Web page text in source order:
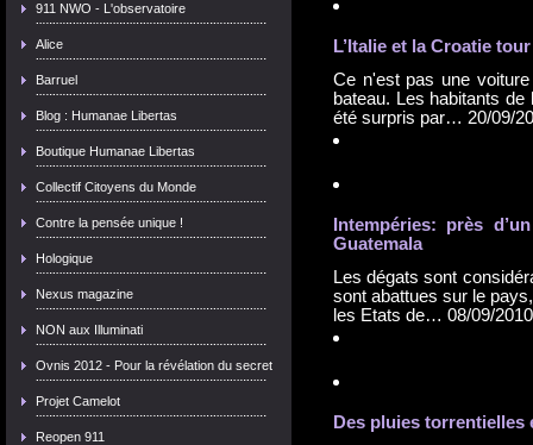
911 NWO - L'observatoire
Alice
Barruel
Blog : Humanae Libertas
Boutique Humanae Libertas
Collectif Citoyens du Monde
Contre la pensée unique !
Hologique
Nexus magazine
NON aux Illuminati
Ovnis 2012 - Pour la révélation du secret
Projet Camelot
Reopen 911
L’Italie et la Croatie
Ce n'est pas une
bateau. Les habitants
été surpris par… 20/09/
Intempéries: près
Guatemala
Les dégats sont
sont abattues sur le
les Etats de… 08/09/2010
Des pluies torrentielles